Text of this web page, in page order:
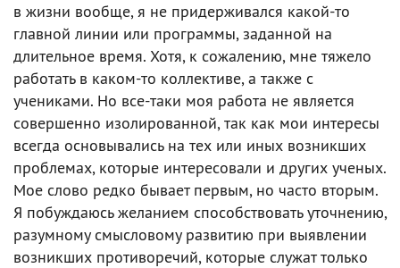
в жизни вообще, я не придерживался какой-то
главной линии или программы, заданной на
длительное время. Хотя, к сожалению, мне тяжело
работать в каком-то коллективе, а также с
учениками. Но все-таки моя работа не является
совершенно изолированной, так как мои интересы
всегда основывались на тех или иных возникших
проблемах, которые интересовали и других ученых.
Мое слово редко бывает первым, но часто вторым.
Я побуждаюсь желанием способствовать уточнению,
разумному смысловому развитию при выявлении
возникших противоречий, которые служат только